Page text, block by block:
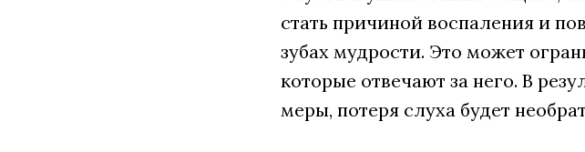
стать причиной воспаления и
зубах мудрости. Это может
которые отвечают за него. В
меры, потеря слуха будет